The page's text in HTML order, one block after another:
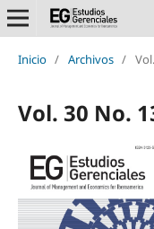
Inicio / Archivos /
Vol. 30 No.